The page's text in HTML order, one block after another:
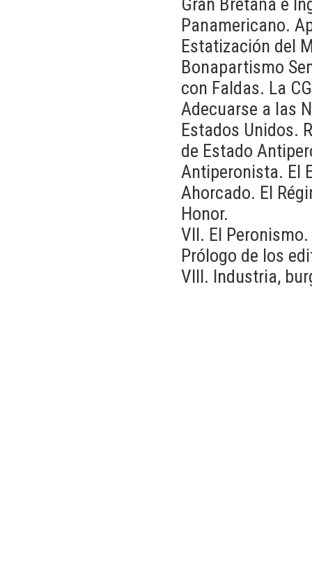
Panamericano.
Estatización del
Bonapartismo
con Faldas. La
Adecuarse a las
Estados Unidos.
de Estado
Antiperonista. El
Ahorcado. El
Honor.
VII. El
Prólogo de los
VIII. Industria,